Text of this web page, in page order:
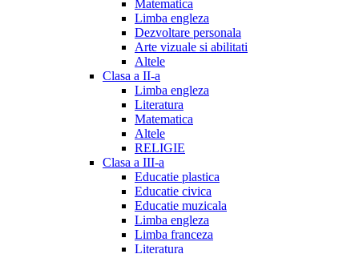
Matematica
Limba engleza
Dezvoltare personala
Arte vizuale si abilitati
Altele
Clasa a II-a
Limba engleza
Literatura
Matematica
Altele
RELIGIE
Clasa a III-a
Educatie plastica
Educatie civica
Educatie muzicala
Limba engleza
Limba franceza
Literatura